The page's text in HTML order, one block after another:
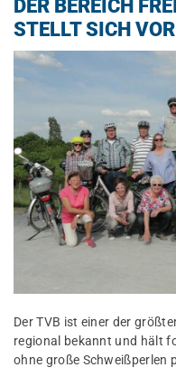
DER BEREICH
STELLT SICH VOR
Der TVB ist einer der
regional bekannt und hält
ohne große Schweißperlen